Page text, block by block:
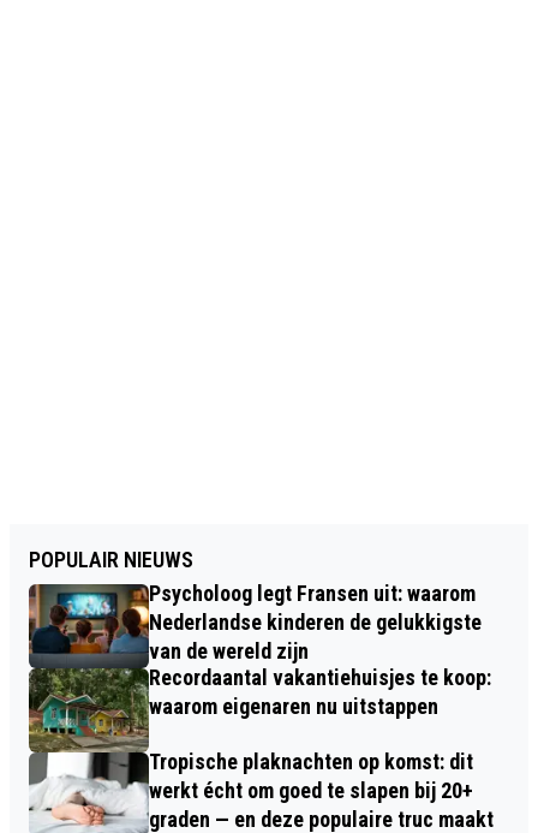
POPULAIR NIEUWS
Psycholoog legt Fransen uit: waarom
Nederlandse kinderen de gelukkigste
van de wereld zijn
Recordaantal vakantiehuisjes te koop:
waarom eigenaren nu uitstappen
Tropische plaknachten op komst: dit
werkt écht om goed te slapen bij 20+
graden — en deze populaire truc maakt